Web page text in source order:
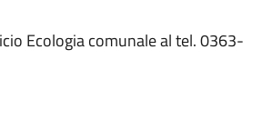
Ecologia comunale al tel. 0363-